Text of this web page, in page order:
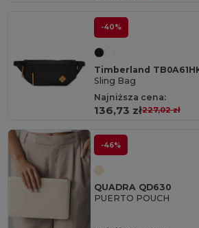
-40%
Timberland
Sling Bag
Najniższa cena:
136,73 zł227,02 zł
-46%
QUADRA QD630
PUERTO POUCH